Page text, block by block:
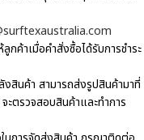
กค้าเมื่อคำสั่งซื้อได้รับการชำระ
สินค้า สามารถส่งรูปสินค้ามาที่
ะตรวจสอบสินค้าและทำการ